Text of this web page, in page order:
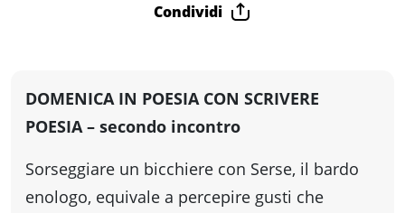
da
fare
Condividi
DOMENICA IN POESIA CON SCRIVERE
POESIA – secondo incontro
Sorseggiare un bicchiere con Serse, il bardo
enologo, equivale a percepire gusti che